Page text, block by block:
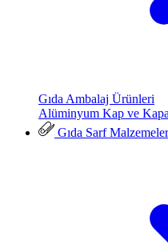
Gıda Ambalaj Ürünleri
Alüminyum Kap ve
Gıda Sarf